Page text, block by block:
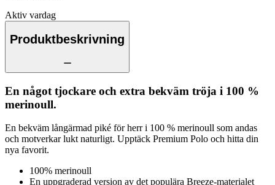
Aktiv vardag
Produktbeskrivning
En något tjockare och extra bekväm tröja i 100 %
merinoull.
En bekväm långärmad piké för herr i 100 % merinoull som andas
och motverkar lukt naturligt. Upptäck Premium Polo och hitta din
nya favorit.
100% merinoull
En uppgraderad version av det populära Breeze-materialet